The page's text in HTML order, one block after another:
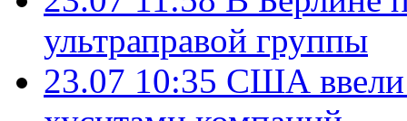
ультраправой группы
23.07 10:35 США ввели